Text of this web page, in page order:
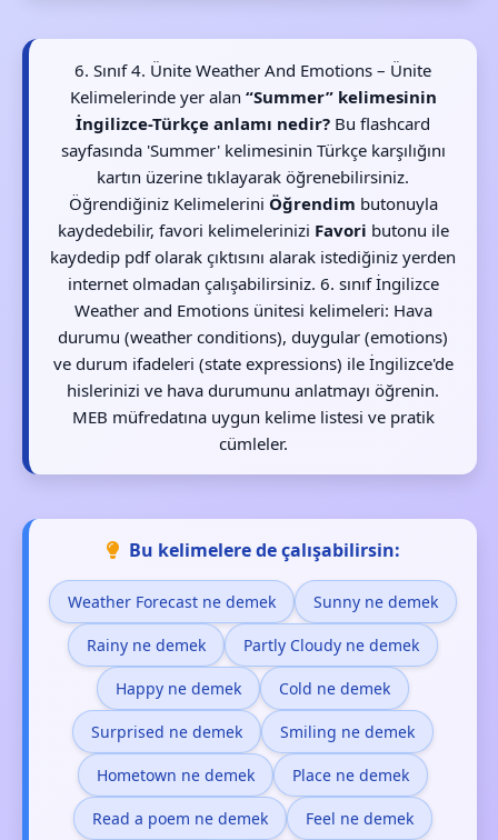
6. Sınıf 4. Ünite Weather And Emotions – Ünite
Kelimelerinde yer alan “Summer” kelimesinin
İngilizce-Türkçe anlamı nedir? Bu flashcard
sayfasında 'Summer' kelimesinin Türkçe karşılığını
kartın üzerine tıklayarak öğrenebilirsiniz.
Öğrendiğiniz Kelimelerini Öğrendim butonuyla
kaydedebilir, favori kelimelerinizi Favori butonu ile
kaydedip pdf olarak çıktısını alarak istediğiniz yerden
internet olmadan çalışabilirsiniz. 6. sınıf İngilizce
Weather and Emotions ünitesi kelimeleri: Hava
durumu (weather conditions), duygular (emotions)
ve durum ifadeleri (state expressions) ile İngilizce'de
hislerinizi ve hava durumunu anlatmayı öğrenin.
MEB müfredatına uygun kelime listesi ve pratik
cümleler.
Bu kelimelere de çalışabilirsin:
Weather Forecast ne demek Sunny ne demek
Rainy ne demek Partly Cloudy ne demek
Happy ne demek Cold ne demek
Surprised ne demek Smiling ne demek
Hometown ne demek Place ne demek
Read a poem ne demek Feel ne demek